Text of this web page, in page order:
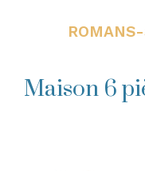
Maison 6 pièce(s) 5 chambre(s)